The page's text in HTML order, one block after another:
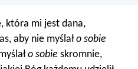
która mi jest dana,
aby nie myślało sobie
o sobie skromnie,